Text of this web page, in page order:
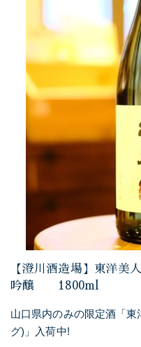
【澄川酒造場】東洋
吟醸 1800ml
山口県内のみの限定酒「
グ)」入荷中!